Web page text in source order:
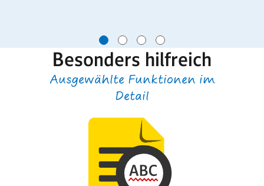
Besonders hilfreich
Ausgewählte Funktionen im
Detail